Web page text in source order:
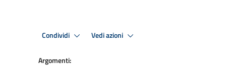
Condividi Vedi azioni
Argomenti: